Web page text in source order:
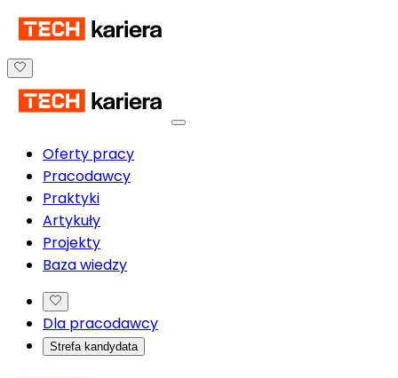
Oferty pracy
Pracodawcy
Praktyki
Artykuły
Projekty
Baza wiedzy
Dla pracodawcy
Strefa kandydata